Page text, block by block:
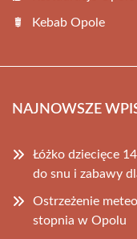
Kebab Opole
NAJNOWSZE
Łóżko dziecięce
do snu i zabawy
Ostrzeżenie
stopnia w Opolu